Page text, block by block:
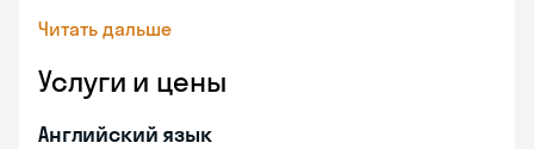
Читать дальше
Услуги и цены
Английский язык